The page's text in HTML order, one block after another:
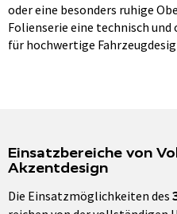
oder eine besonders ruhige
Folienserie eine technisch
für hochwertige
Einsatzbereiche von
Akzentdesign
Die Einsatzmöglichkeiten des